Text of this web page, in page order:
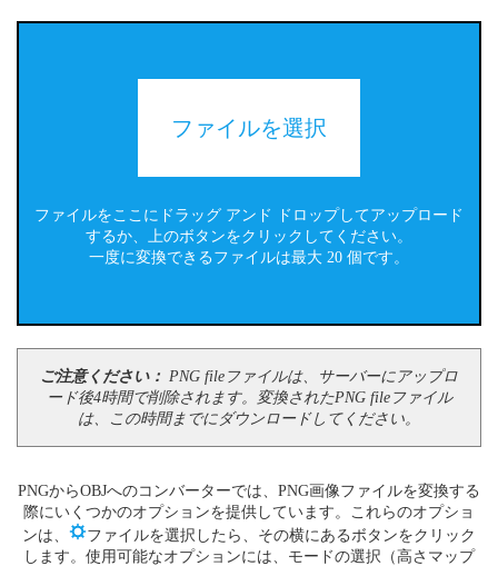
ファイルを選択
ファイルをここにドラッグ アンド ドロップしてアップロード
するか、上のボタンをクリックしてください。
一度に変換できるファイルは最大 20 個です。
ご注意ください： PNG fileファイルは、サーバーにアップロ
ード後4時間で削除されます。変換されたPNG fileファイル
は、この時間までにダウンロードしてください。
PNGからOBJへのコンバーターでは、PNG画像ファイルを変換する
際にいくつかのオプションを提供しています。これらのオプショ
ンは、
ファイルを選択したら、その横にあるボタンをクリック
します。使用可能なオプションには、モードの選択（高さマップ